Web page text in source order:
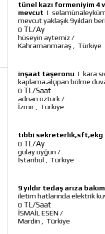
tünel kazı formeniyim 4
mevcut |
mevcut yaklaşık 9yıldan
0 TL/Ay
hüseyin aytemiz/
Kahramanmaraş
Türkiye
inşaat taşeronu | kara
kaplama.alçıpan bölme
0 TL/Saat
adnan öztürk/
İzmir
Türkiye
tıbbi sekreterlik,sft,ekg
0 TL/Ay
gülay uyğun /
İstanbul
Türkiye
9 yıldır tedaş arıza
iletim hatlarında elektrik
0 TL/Saat
İSMAİL ESEN /
Mardin
Türkiye